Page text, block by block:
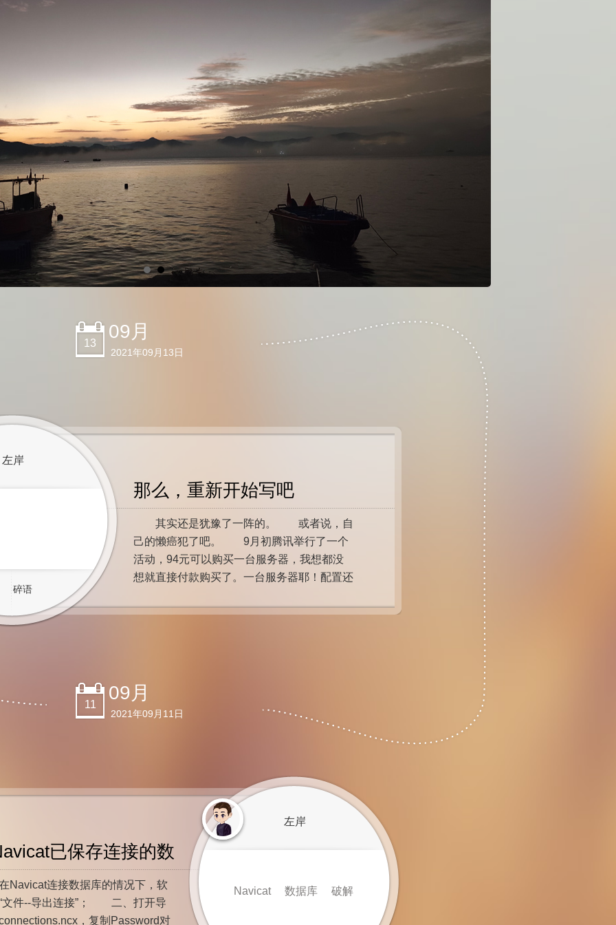
13
09月
2021年09月13日
那么，重新开始写吧
其实还是犹豫了一阵的。 或者说，自
己的懒癌犯了吧。 9月初腾讯举行了一个
活动，94元可以购买一台服务器，我想都没
想就直接付款购买了。一台服务器耶！配置还
可是，服务器开通之后我要拿来做什么呢？
分...
左岸
碎语
11
09月
2021年09月11日
已保存连接的数据库账号密码
连接数据库的情况下，软
文件--导出连接”； 二、打开导
，复制Password对
左岸
Navicat 数据库 破解